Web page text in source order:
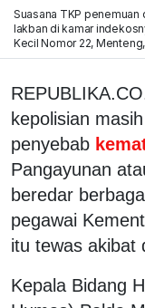
Suasana TKP
lakban di kamar
Kecil Nomor 22,
kepolisian
penyebab
Pangayunan
beredar
pegawai
itu tewas akibat
Kepala Bidang